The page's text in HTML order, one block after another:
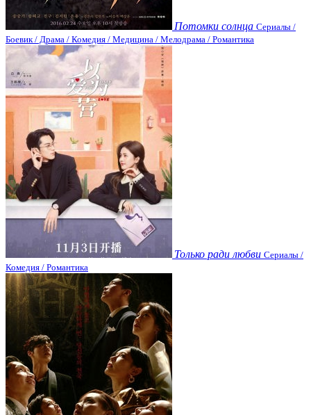
Потомки солнца Сериалы /
Боевик / Драма / Комедия / Медицина / Мелодрама / Романтика
Только ради любви Сериалы /
Комедия / Романтика